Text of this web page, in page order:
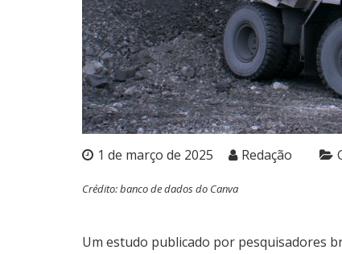
1 de março de 2025 Redação
Crédito: banco de dados do Canva
Um estudo publicado por pesquisadores